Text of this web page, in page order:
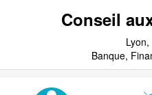
Conseil
Banque,